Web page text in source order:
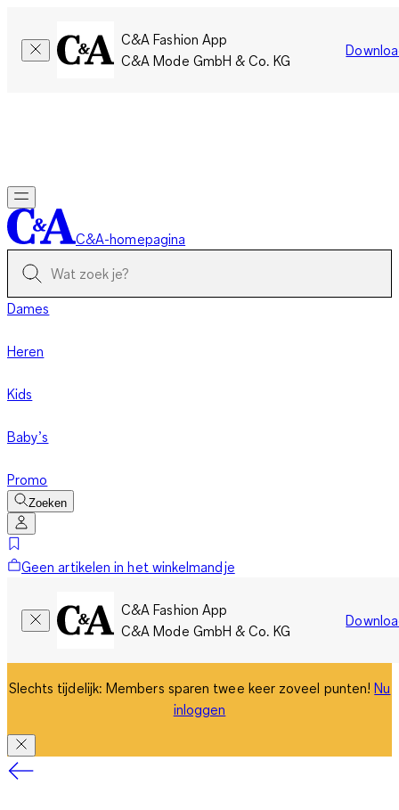
C&A Fashion App
C&A Mode GmbH & Co. KG
C&A-homepagina
Dames
Heren
Kids
Baby’s
Promo
Zoeken
Geen artikelen in het winkelmandje
C&A Fashion App
C&A Mode GmbH & Co. KG
Slechts tijdelijk: Members sparen twee keer zoveel punten!Nu
inloggen